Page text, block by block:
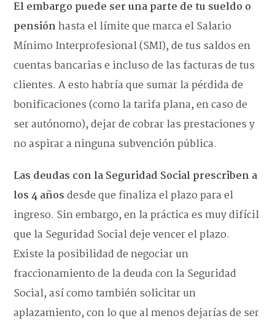
El embargo puede ser una parte de tu sueldo o
pensiónhasta el límite que marca el Salario
Mínimo Interprofesional (SMI), de tus saldos en
cuentas bancarias e incluso de las facturas de tus
clientes. A esto habría que sumar la pérdida de
bonificaciones (como la tarifa plana, en caso de
ser autónomo), dejar de cobrar las prestaciones y
no aspirar a ninguna subvención pública.
Las deudas con la Seguridad Social prescriben a
los 4 añosdesde que finaliza el plazo para el
ingreso. Sin embargo, en la práctica es muy difícil
que la Seguridad Social deje vencer el plazo.
Existe la posibilidad de negociar un
fraccionamiento de la deuda con la Seguridad
Social, así como también solicitar un
aplazamiento, con lo que al menos dejarías de ser